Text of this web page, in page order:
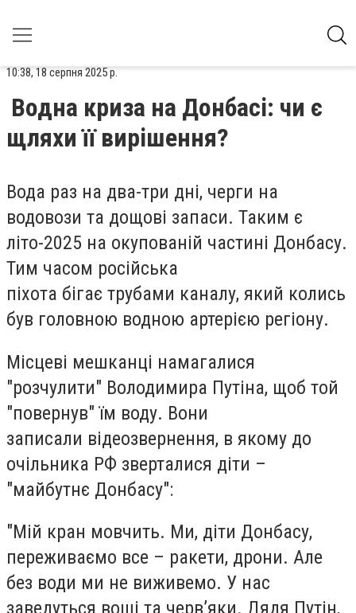
10:38, 18 серпня 2025 р.
Водна криза на Донбасі: чи є
щляхи її вирішення?
Вода раз на два-три дні, черги на
водовози та дощові запаси. Таким є
літо-2025 на окупованій частині Донбасу.
Тим часом російська
піхота бігає трубами каналу, який колись
був головною водною артерією регіону.
Місцеві мешканці намагалися
"розчулити" Володимира Путіна, щоб той
"повернув" їм воду. Вони
записали відеозвернення, в якому до
очільника РФ зверталися діти –
"майбутнє Донбасу":
"Мій кран мовчить. Ми, діти Донбасу,
переживаємо все – ракети, дрони. Але
без води ми не виживемо. У нас
заведуться воші та черв’яки. Дядя Путін,